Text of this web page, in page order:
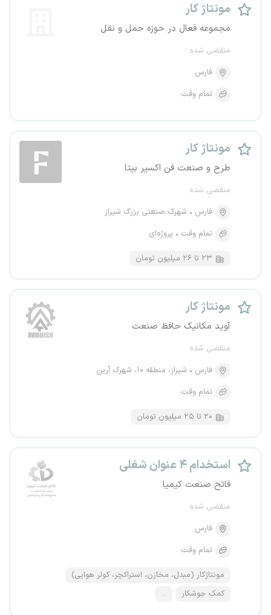
مونتاژ کار
مجموعه فعال در حوزه حمل و نقل
منقضی شده
فارس
تمام وقت
مونتاژ کار
طرح و صنعت فن اکسیر بیتا
منقضی شده
فارس
شهرک صنعتی بزرگ شیراز
تمام وقت
پروژه‌ای
۲۳ تا ۲۶ میلیون تومان
مونتاژ کار
آوید مکانیک حافظ صنعت
منقضی شده
فارس
شیراز، منطقه ۱۰، شهرک آرین
تمام وقت
۲۰ تا ۲۵ میلیون تومان
استخدام ۴ عنوان شغلی
فاتح صنعت کیمیا
منقضی شده
فارس
تمام وقت
مونتاژکار (مبدل، مخازن، استراکچر، کولر هوایی)
کمک جوشکار
...